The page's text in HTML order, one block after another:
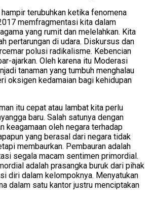
terubuhkan ketika fenomena
memfragmentasi kita dalam
yang rumit dan melelahkan. Kita
pertarungan di udara. Diskursus dan
polusi radikalisme. Kebencian
ajarkan. Oleh karena itu Moderasi
tanaman yang tumbuh menghalau
oksigen kedamaian bagi kehidupan
itu cepat atau lambat kita perlu
baru. Salah satunya dengan
keagamaan oleh negara terhadap
yang berasal dari negara tidak
membaurkan. Pembauran adalah
segala macam sentimen primordial.
adalah prasangka buruk dari pihak
diri dalam kelompoknya. Menyatukan
dalam satu kantor justru menciptakan